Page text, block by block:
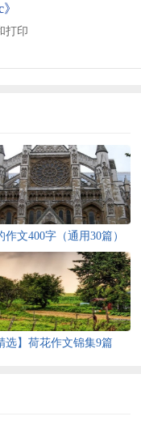
打印
作文400字（通用30篇）
选】荷花作文锦集9篇